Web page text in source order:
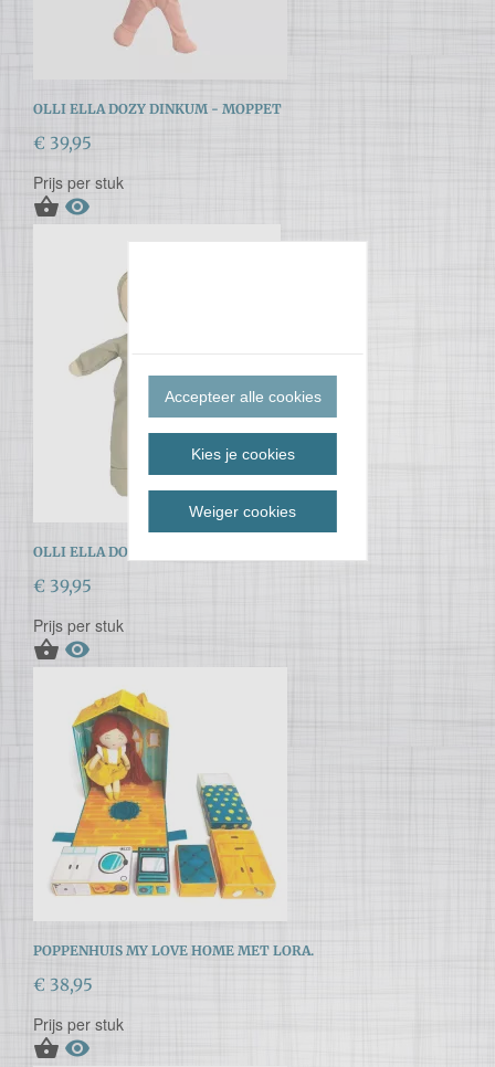
OLLI ELLA DOZY DINKUM - MOPPET
€ 39,95
Prijs per stuk
 
OLLI ELLA DOZY DINKUM - PICKLE
€ 39,95
Prijs per stuk
 
POPPENHUIS MY LOVE HOME MET LORA.
€ 38,95
Prijs per stuk
 
Accepteer alle cookies
Kies je cookies
Weiger cookies